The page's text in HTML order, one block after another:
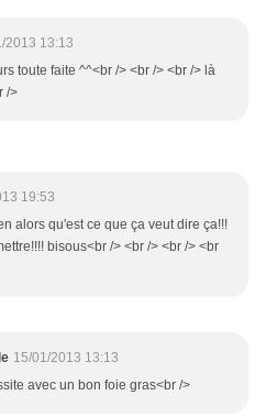
2013 13:13
toute faite ^^<br /> <br /> <br /> là
/>
19:53
alors qu'est ce que ça veut dire ça!!!
bisous<br /> <br /> <br /> <br
15/01/2013 13:13
avec un bon foie gras<br />